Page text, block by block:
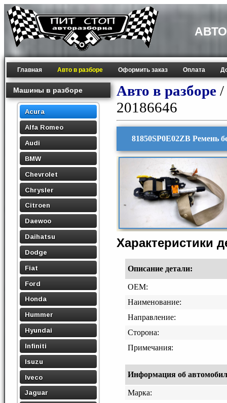
Главная Авто в разборе Оформить заказ Оплата
Машины в разборе
Acura
Alfa Romeo
Audi
BMW
Chevrolet
Chrysler
Citroen
Daewoo
Daihatsu
Dodge
Fiat
Ford
Honda
Hummer
Hyundai
Infiniti
Isuzu
Iveco
Jaguar
Авто в разборе /
20186646
81850SP0E02ZB Ремень
Характеристики
Описание детали:
OEM:
Наименование:
Направление:
Сторона:
Примечания:
Информация об
Марка: